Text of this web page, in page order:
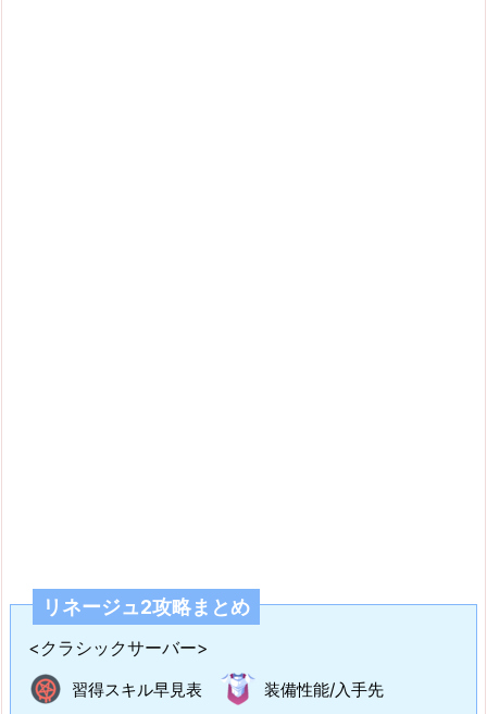
リネージュ2攻略まとめ
<クラシックサーバー>
習得スキル早見表 装備性能/入手先